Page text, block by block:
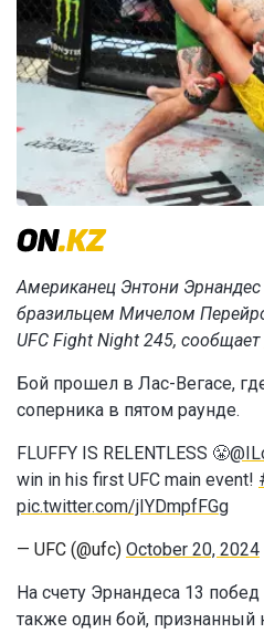
Американец Энтони
бразильцем Мичелом
UFC Fight Night 245, сообщает
Бой прошел в Лас-Вегасе,
соперника в пятом раунде.
FLUFFY IS RELENTLESS 😤
win in his first UFC main event!
pic.twitter.com/jIYDmpfFGg
— UFC (@ufc) October 20, 2024
На счету Эрнандеса 13
также один бой, признанный